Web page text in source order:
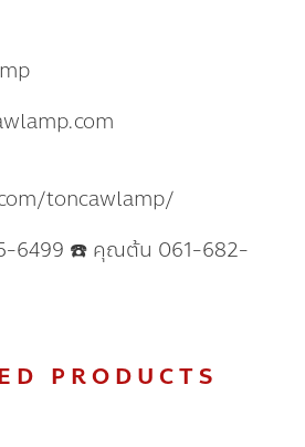
toncawlamp/
6499 ☎️ คุณต้น 061-682-
PRODUCTS